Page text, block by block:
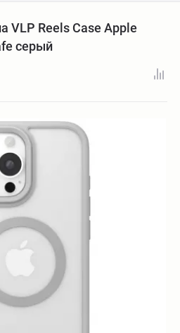
VLP Reels Case Apple
серый